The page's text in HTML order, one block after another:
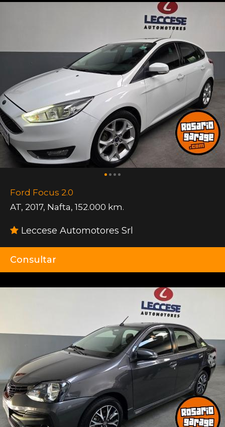
Ford Focus 2.0
AT, 2017, Nafta, 152.000 km.
Leccese Automotores Srl
Consultar